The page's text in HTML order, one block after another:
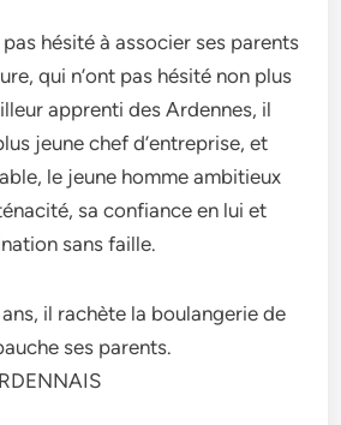
pas hésité à associer ses parents
qui n’ont pas hésité non plus
apprenti des Ardennes, il
jeune chef d’entreprise, et
le jeune homme ambitieux
sa confiance en lui et
sans faille.